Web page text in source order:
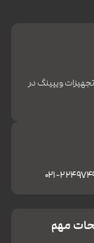
ویپینگ در
۲۲۴۹۷۴۹۶
مهم